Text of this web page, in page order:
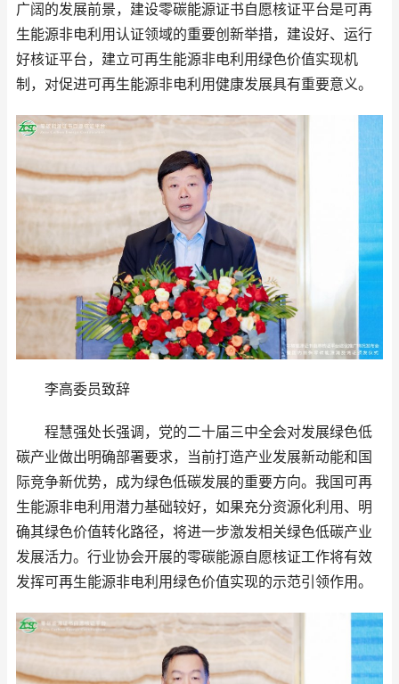
广阔的发展前景，建设零碳能源证书自愿核证平台是可再
生能源非电利用认证领域的重要创新举措，建设好、运行
好核证平台，建立可再生能源非电利用绿色价值实现机
制，对促进可再生能源非电利用健康发展具有重要意义。
李高委员致辞
程慧强处长强调，党的二十届三中全会对发展绿色低
碳产业做出明确部署要求，当前打造产业发展新动能和国
际竞争新优势，成为绿色低碳发展的重要方向。我国可再
生能源非电利用潜力基础较好，如果充分资源化利用、明
确其绿色价值转化路径，将进一步激发相关绿色低碳产业
发展活力。行业协会开展的零碳能源自愿核证工作将有效
发挥可再生能源非电利用绿色价值实现的示范引领作用。